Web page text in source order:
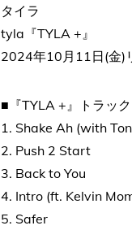
タイラ
tyla『TYLA +』
2024年10月11日(金)
■『TYLA +』トラック
1. Shake Ah (with
2. Push 2 Start
3. Back to You
4. Intro (ft. Kelvin
5. Safer